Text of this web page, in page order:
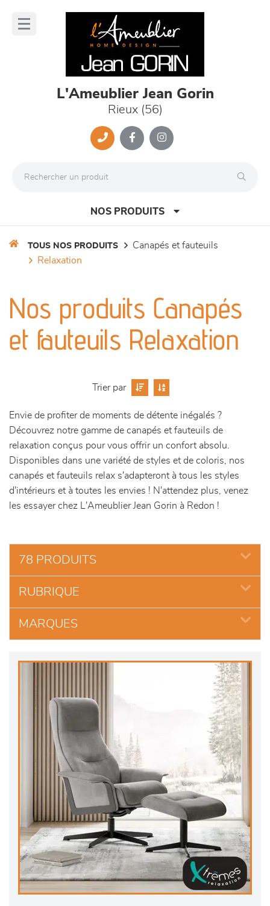
L'Ameublier Jean Gorin
Rieux (56)
NOS PRODUITS
séjours
meubles de complément
décoration
TOUS NOS PRODUITS
canapés et fauteuils
relaxation
Nos produits Canapés
et fauteuils Relaxation
Trier par
Envie de profiter de moments de détente inégalés ?
Découvrez notre gamme de canapés et fauteuils de
relaxation conçus pour vous offrir un confort absolu.
Disponibles dans une variété de styles et de coloris, nos
canapés et fauteuils relax s'adapteront à tous les styles
d'intérieurs et à toutes les envies ! N'attendez plus, venez
les essayer chez L'Ameublier Jean Gorin à Redon !
78 PRODUITS
RUBRIQUE
MARQUES